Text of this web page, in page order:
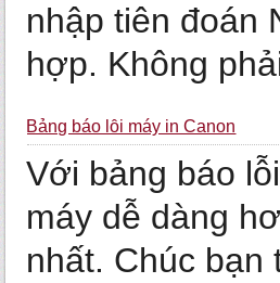
nhập tiên đoán
hợp. Không
Bảng báo lỗi máy in Canon
Với bảng báo
máy dễ dàng
nhất. Chúc